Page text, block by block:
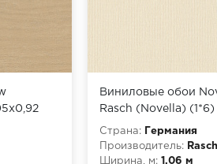
Виниловые обои
Rasch (Novella) (1*6)
на флизелине
Страна:
Германия
Производитель:
Rasch
Ширина, м:
1.06 м